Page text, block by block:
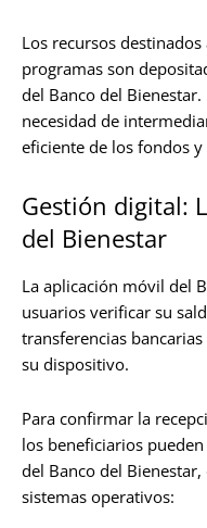
Los recursos
programas son
del Banco del
necesidad de
eficiente de los fondos
Gestión digital:
del Bienestar
La aplicación móvil del
usuarios verificar su
transferencias
su dispositivo.
Para confirmar la
los beneficiarios
del Banco del
sistemas operativos: